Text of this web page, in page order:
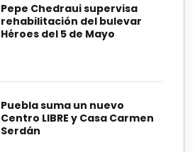
Pepe Chedraui supervisa
rehabilitación del bulevar
Héroes del 5 de Mayo
Puebla suma un nuevo
Centro LIBRE y Casa Carmen
Serdán